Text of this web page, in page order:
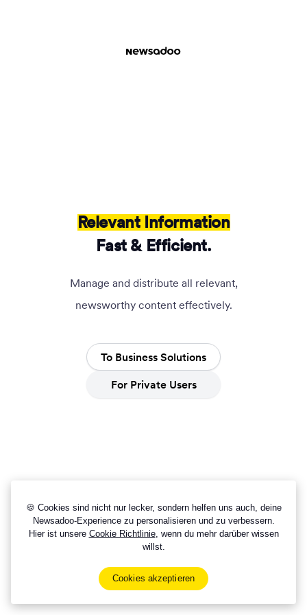
🍪 Cookies sind nicht nur lecker, sondern helfen uns auch, deine
Newsadoo-Experience zu personalisieren und zu verbessern.
Hier ist unsere Cookie Richtlinie, wenn du mehr darüber wissen
willst.
Cookies akzeptieren
Relevant Information
Fast & Efficient.
Manage and distribute all relevant,
newsworthy content effectively.
To Business Solutions
For Private Users